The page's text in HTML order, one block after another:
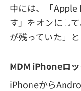
中には、「Apple
す」をオンにし
が残っていた」と
MDM iPhoneロ
iPhoneから